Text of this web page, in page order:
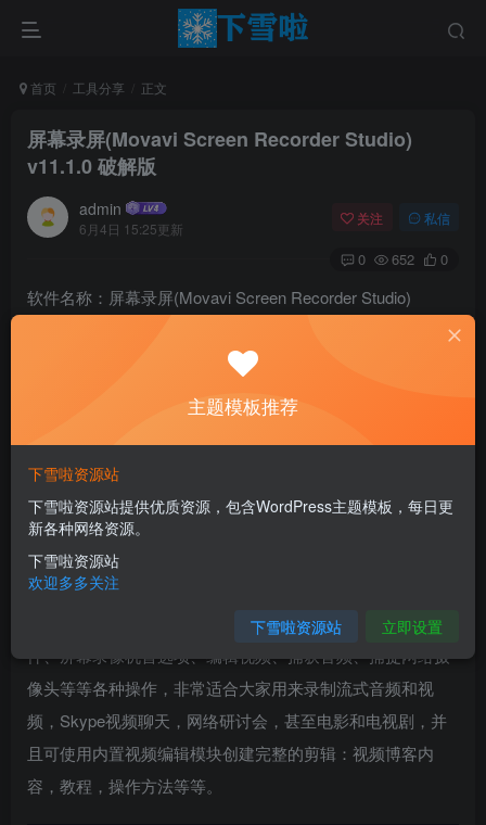
首页 工具分享 正文
屏幕录屏(Movavi Screen Recorder Studio)
v11.1.0 破解版
admin
6月4日 15:25更新
关注 私信
0 652 0
软件名称：屏幕录屏(Movavi Screen Recorder Studio)
软件大小：42.9M软件介绍：
Movavi Screen Recorder Studio10激活版是一款多功能屏幕
且带有音频，软件使用简单，功能丰富，基本上你所需要的
工具它都有，支持从屏幕录制视频、录制在线视频、使用网
络摄像头录制、录制来自玩家的视频、录制Skype通话、制
作动画GIF、仅录制音频、设置屏幕录制、编辑捕获的文
件、屏幕录像机首选项、编辑视频、捕获音频、捕捉网络摄
像头等等各种操作，非常适合大家用来录制流式音频和视
频，Skype视频聊天，网络研讨会，甚至电影和电视剧，并
且可使用内置视频编辑模块创建完整的剪辑：视频博客内
容，教程，操作方法等等。
主题模板推荐
下雪啦资源站
下雪啦资源站提供优质资源，包含WordPress主题模板，每日更
新各种网络资源。
下雪啦资源站
欢迎多多关注
下雪啦资源站 立即设置